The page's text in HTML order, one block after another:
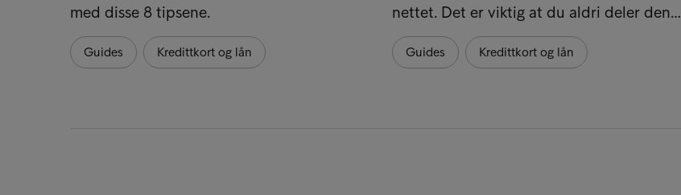
med disse 8 tipsene.
Guides Kredittkort og lån
nettet. Det er viktig at du aldri deler den…
Guides Kredittkort og lån